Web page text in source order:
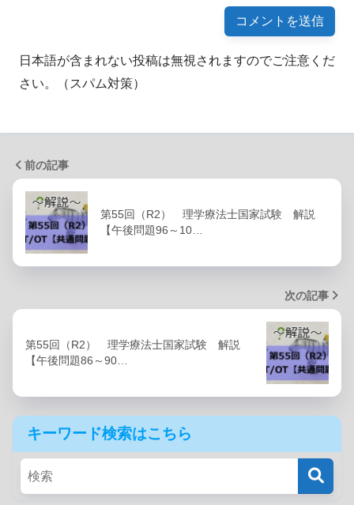
日本語が含まれない投稿は無視されますのでご注意くだ
さい。（スパム対策）
前の記事
第55回（R2） 理学療法士国家試験 解説
【午後問題96～10…
次の記事
第55回（R2） 理学療法士国家試験 解説
【午後問題86～90…
キーワード検索はこちら